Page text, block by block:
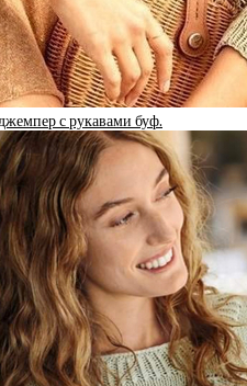
с рукавами буф.